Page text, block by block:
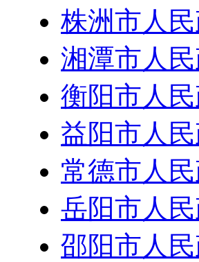
株洲市人
湘潭市人
衡阳市人
益阳市人
常德市人
岳阳市人
邵阳市人